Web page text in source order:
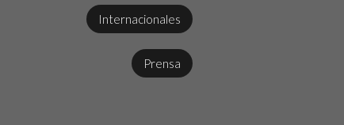
Internacionales
Prensa